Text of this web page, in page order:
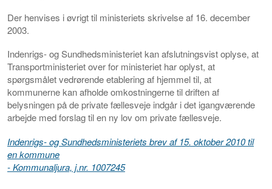
Der henvises i øvrigt til ministeriets skrivelse af 16. december
2003.
Indenrigs- og Sundhedsministeriet kan afslutningsvist oplyse, at
Transportministeriet over for ministeriet har oplyst, at
spørgsmålet vedrørende etablering af hjemmel til, at
kommunerne kan afholde omkostningerne til driften af
belysningen på de private fællesveje indgår i det igangværende
arbejde med forslag til en ny lov om private fællesveje.
Indenrigs- og Sundhedsministeriets brev af 15. oktober 2010 til
en kommune
- Kommunaljura, j.nr. 1007245